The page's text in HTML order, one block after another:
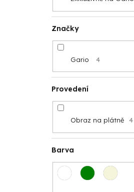
e
l
Značky
Gario 4
Provedení
Obraz na plátně 4
Barva